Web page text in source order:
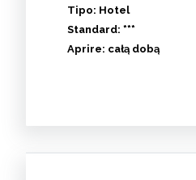
Tipo: Hotel
Standard: ***
Aprire: całą dobą